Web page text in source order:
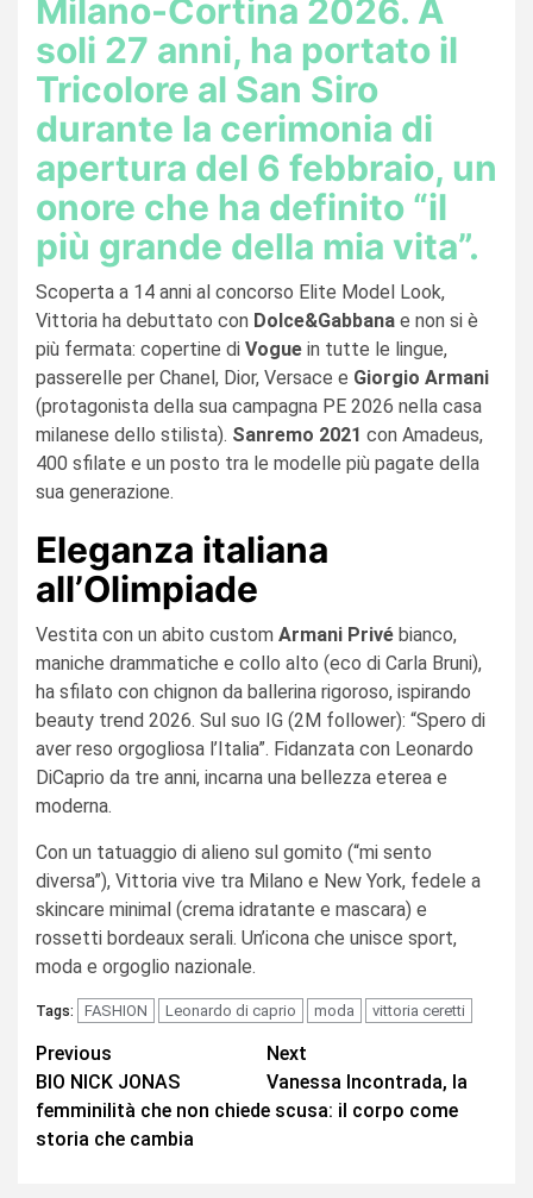
Milano-Cortina 2026. A
soli 27 anni, ha portato il
Tricolore al San Siro
durante la cerimonia di
apertura del 6 febbraio, un
onore che ha definito “il
più grande della mia vita”.
Scoperta a 14 anni al concorso Elite Model Look,
Vittoria ha debuttato con Dolce&Gabbana e non si è
più fermata: copertine di Vogue in tutte le lingue,
passerelle per Chanel, Dior, Versace e Giorgio Armani
(protagonista della sua campagna PE 2026 nella casa
milanese dello stilista). Sanremo 2021 con Amadeus,
400 sfilate e un posto tra le modelle più pagate della
sua generazione.
Eleganza italiana
all’Olimpiade
Vestita con un abito custom Armani Privé bianco,
maniche drammatiche e collo alto (eco di Carla Bruni),
ha sfilato con chignon da ballerina rigoroso, ispirando
beauty trend 2026. Sul suo IG (2M follower): “Spero di
aver reso orgogliosa l’Italia”. Fidanzata con Leonardo
DiCaprio da tre anni, incarna una bellezza eterea e
moderna.
Con un tatuaggio di alieno sul gomito (“mi sento
diversa”), Vittoria vive tra Milano e New York, fedele a
skincare minimal (crema idratante e mascara) e
rossetti bordeaux serali. Un’icona che unisce sport,
moda e orgoglio nazionale.
Tags: FASHION Leonardo di caprio moda vittoria ceretti
Continue
Reading
Previous
BIO NICK JONAS
Next
Vanessa Incontrada, la
femminilità che non chiede scusa: il corpo come
storia che cambia